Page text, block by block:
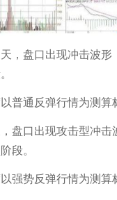
，盘口出现冲击波形
普通反弹行情为测算
盘口出现攻击型冲击
段。
强势反弹行情为测算